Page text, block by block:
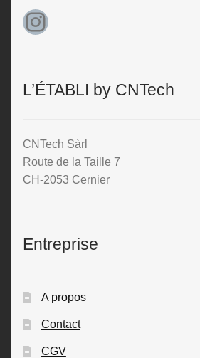
Instagram
L’ÉTABLI by CNTech
CNTech Sàrl
Route de la Taille 7
CH-2053 Cernier
Entreprise
A propos
Contact
CGV